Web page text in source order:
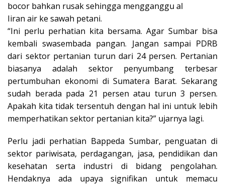
bocor bahkan rusak sehingga mengganggu al
Iiran air ke sawah petani.
“Ini perlu perhatian kita bersama. Agar Sumbar bisa
kembali swasembada pangan. Jangan sampai PDRB
dari sektor pertanian turun dari 24 persen. Pertanian
biasanya adalah sektor penyumbang terbesar
pertumbuhan ekonomi di Sumatera Barat. Sekarang
sudah berada pada 21 persen atau turun 3 persen.
Apakah kita tidak tersentuh dengan hal ini untuk lebih
memperhatikan sektor pertanian kita?” ujarnya lagi.
Perlu jadi perhatian Bappeda Sumbar, penguatan di
sektor pariwisata, perdagangan, jasa, pendidikan dan
kesehatan serta industri di bidang pengolahan.
Hendaknya ada upaya signifikan untuk memacu